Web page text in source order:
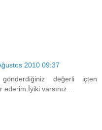
2010 09:37
değerli içten
varsınız....